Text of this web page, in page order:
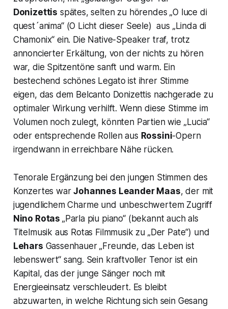
Donizettis spätes, selten zu hörendes „O luce di
quest´anima“ (O Licht dieser Seele) aus „Linda di
Chamonix“ ein. Die Native-Speaker traf, trotz
annoncierter Erkältung, von der nichts zu hören
war, die Spitzentöne sanft und warm. Ein
bestechend schönes Legato ist ihrer Stimme
eigen, das dem Belcanto Donizettis nachgerade zu
optimaler Wirkung verhilft. Wenn diese Stimme im
Volumen noch zulegt, könnten Partien wie „Lucia“
oder entsprechende Rollen aus Rossini-Opern
irgendwann in erreichbare Nähe rücken.
Tenorale Ergänzung bei den jungen Stimmen des
Konzertes warJohannes Leander Maas, der mit
jugendlichem Charme und unbeschwertem Zugriff
Nino Rotas „Parla piu piano“(bekannt auch als
Titelmusik aus Rotas Filmmusik zu „Der Pate“) und
Lehars Gassenhauer„Freunde, das Leben ist
lebenswert“sang. Sein kraftvoller Tenor ist ein
Kapital, das der junge Sänger noch mit
Energieeinsatz verschleudert. Es bleibt
abzuwarten, in welche Richtung sich sein Gesang